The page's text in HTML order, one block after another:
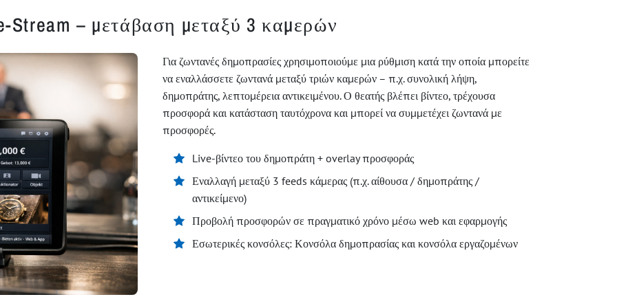
Stream – μετάβαση μεταξύ 3 καμερών
Για ζωντανές δημοπρασίες χρησιμοποιούμε μια ρύθμιση κατά την οποία μπορείτε
να εναλλάσσετε ζωντανά μεταξύ τριών καμερών – π.χ. συνολική λήψη,
δημοπράτης, λεπτομέρεια αντικειμένου. Ο θεατής βλέπει βίντεο, τρέχουσα
προσφορά και κατάσταση ταυτόχρονα και μπορεί να συμμετέχει ζωντανά με
προσφορές.
Live-βίντεο του δημοπράτη + overlay προσφοράς
Εναλλαγή μεταξύ 3 feeds κάμερας (π.χ. αίθουσα / δημοπράτης /
αντικείμενο)
Προβολή προσφορών σε πραγματικό χρόνο μέσω web και εφαρμογής
Εσωτερικές κονσόλες: Κονσόλα δημοπρασίας και κονσόλα εργαζομένων